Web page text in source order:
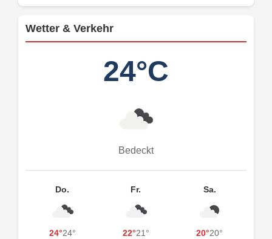
Wetter & Verkehr
24°C
Bedeckt
Do.
24°24°
Fr.
22°21°
Sa.
20°20°